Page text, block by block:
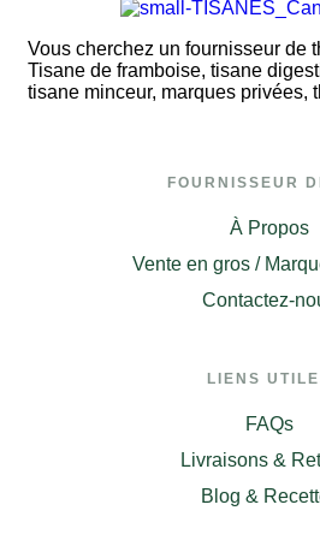
Vous cherchez un fournisseur de
Tisane de framboise, tisane
tisane minceur, marques privées,
FOURNISSEUR
À Propos
Vente en gros /
Contactez-
LIENS
FAQs
Livraisons &
Blog &